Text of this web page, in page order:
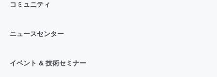
コミュニティ
ニュースセンター
イベント & 技術セミナー